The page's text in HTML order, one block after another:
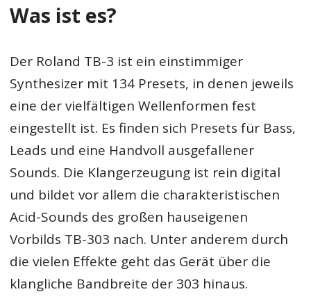
Was ist es?
Der Roland TB-3 ist ein einstimmiger
Synthesizer mit 134 Presets, in denen jeweils
eine der vielfältigen Wellenformen fest
eingestellt ist. Es finden sich Presets für Bass,
Leads und eine Handvoll ausgefallener
Sounds. Die Klangerzeugung ist rein digital
und bildet vor allem die charakteristischen
Acid-Sounds des großen hauseigenen
Vorbilds TB-303 nach. Unter anderem durch
die vielen Effekte geht das Gerät über die
klangliche Bandbreite der 303 hinaus.